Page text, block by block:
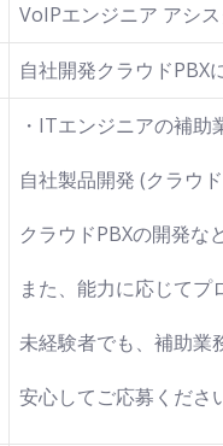
VoIPエンジニア アシス
自社開発クラウドPBX
・ITエンジニアの補助
自社製品開発 (クラウ
クラウドPBXの開発な
また、能力に応じてプ
未経験者でも、補助業
安心してご応募くださ